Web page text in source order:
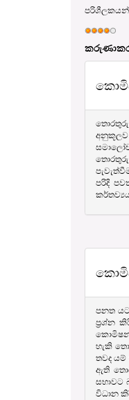
තොරතුරු
තොරතුරු
පරිදි
පනත
ප‍්‍රශ්න
කොමිෂන්
හැකි
තවද
ඇති
සභාවට
විධාන